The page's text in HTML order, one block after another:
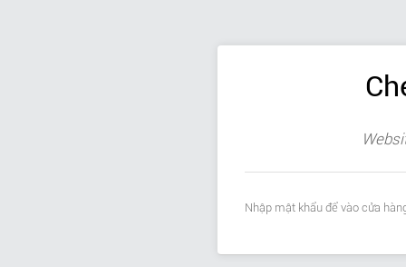
Nhập mật khẩu để vào cửa